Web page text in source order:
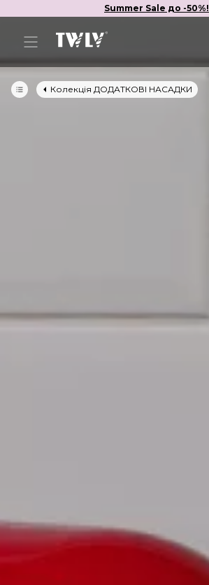
Summer Sale до -50%!
Колекція ДОДАТКОВІ НАСАДКИ